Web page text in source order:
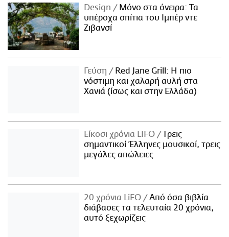
Design
Μόνο στα όνειρα: Τα
υπέροχα σπίτια του Ιμπέρ ντε
Ζιβανσί
Γεύση
Red Jane Grill: Η πιο
νόστιμη και χαλαρή αυλή στα
Χανιά (ίσως και στην Ελλάδα)
Είκοσι χρόνια LIFO
Tρεις
σημαντικοί Έλληνες μουσικοί, τρεις
μεγάλες απώλειες
20 χρόνια LiFO
Από όσα βιβλία
διάβασες τα τελευταία 20 χρόνια,
αυτό ξεχωρίζεις